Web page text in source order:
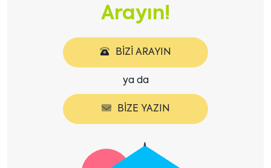
Arayın!
BIZI ARAYIN
ya da
BIZE YAZIN